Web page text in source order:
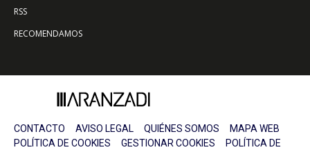
RSS
RECOMENDAMOS
CONTACTO AVISO LEGAL QUIÉNES SOMOS
MAPA WEB
POLÍTICA DE COOKIES
GESTIONAR COOKIES
POLÍTICA DE